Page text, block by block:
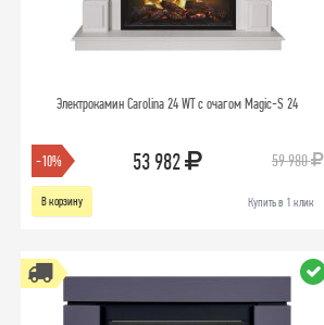
Электрокамин Carolina 24 WT с очагом Magic-S 24
-10% 53 982 59 980
В корзину Купить в 1 клик